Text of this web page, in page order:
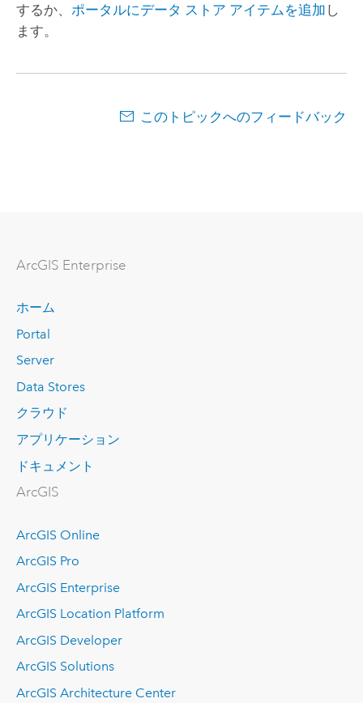
するか、 ポータルにデータ ストア アイテムを追加 し
ます。
このトピックへのフィードバック
ArcGIS Enterprise
ホーム
Portal
Server
Data Stores
クラウド
アプリケーション
ドキュメント
ArcGIS
ArcGIS Online
ArcGIS Pro
ArcGIS Enterprise
ArcGIS Location Platform
ArcGIS Developer
ArcGIS Solutions
ArcGIS Architecture Center